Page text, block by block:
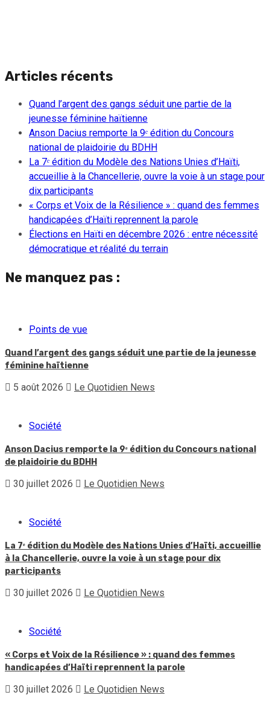
Articles récents
Quand l’argent des gangs séduit une partie de la
jeunesse féminine haïtienne
Anson Dacius remporte la 9ᵉ édition du Concours
national de plaidoirie du BDHH
La 7ᵉ édition du Modèle des Nations Unies d’Haïti,
accueillie à la Chancellerie, ouvre la voie à un stage pour
dix participants
« Corps et Voix de la Résilience » : quand des femmes
handicapées d’Haïti reprennent la parole
Élections en Haïti en décembre 2026 : entre nécessité
démocratique et réalité du terrain
Ne manquez pas :
Points de vue
Quand l’argent des gangs séduit une partie de la jeunesse
féminine haïtienne
5 août 2026 Le Quotidien News
Société
Anson Dacius remporte la 9ᵉ édition du Concours national
de plaidoirie du BDHH
30 juillet 2026 Le Quotidien News
Société
La 7ᵉ édition du Modèle des Nations Unies d’Haïti, accueillie
à la Chancellerie, ouvre la voie à un stage pour dix
participants
30 juillet 2026 Le Quotidien News
Société
« Corps et Voix de la Résilience » : quand des femmes
handicapées d’Haïti reprennent la parole
30 juillet 2026 Le Quotidien News